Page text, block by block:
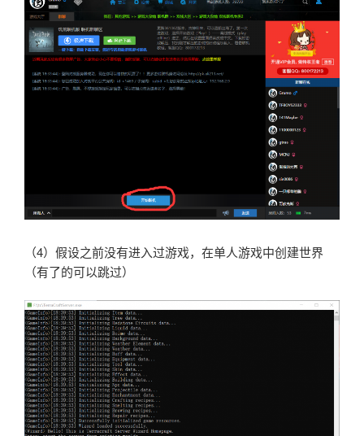
（4）假设之前没有进入过游戏，在单人游戏中创建世界
（有了的可以跳过）